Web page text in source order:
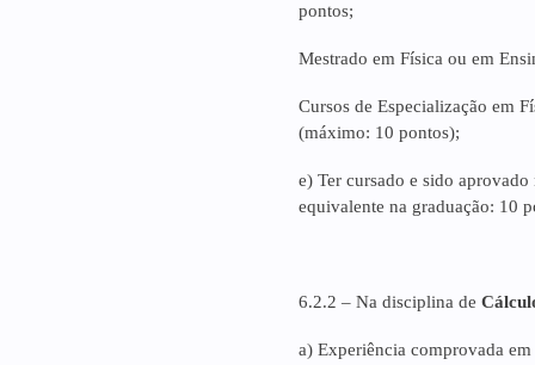
pontos;
Mestrado em Física ou em
Cursos de Especialização em
(máximo: 10 pontos);
e) Ter cursado e sido
equivalente na graduação: 10
6.2.2 – Na disciplina de
a) Experiência comprovada